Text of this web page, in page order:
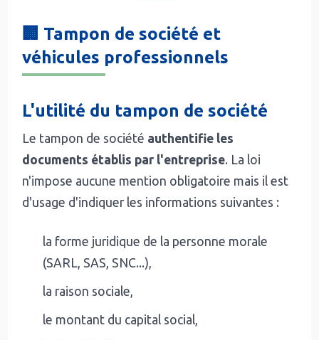
🏢 Tampon de société et
véhicules professionnels
L'utilité du tampon de société
Le tampon de société authentifie les
documents établis par l'entreprise. La loi
n'impose aucune mention obligatoire mais il est
d'usage d'indiquer les informations suivantes :
la forme juridique de la personne morale
(SARL, SAS, SNC...),
la raison sociale,
le montant du capital social,